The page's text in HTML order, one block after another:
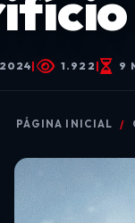
| 1.922 | 9
PÁGINA INICIAL